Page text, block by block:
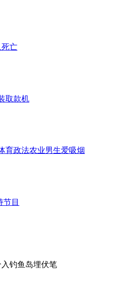
死亡
取款机
育政法农业男生爱吸烟
节目
钓鱼岛埋伏笔